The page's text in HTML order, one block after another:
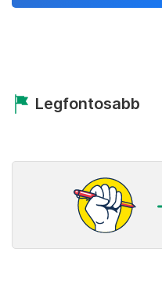
Legfontosabb